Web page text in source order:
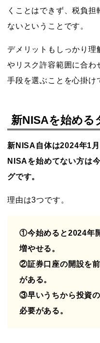
くことはできず、税負担
ないということです。
デメリットもしっかり理
やリスク許容範囲に合わ
手段を選ぶことを心掛け
新NISAを始める
新NISA自体は2024年1
NISAを始めてない方は
グです。
理由は3つです。
①今始めると2024年
増やせる。
②証券口座の開設を
がある。
③早いうちから投資
必要がある。